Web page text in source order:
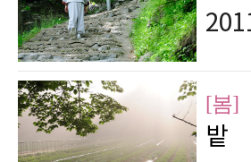
[봄]
밭